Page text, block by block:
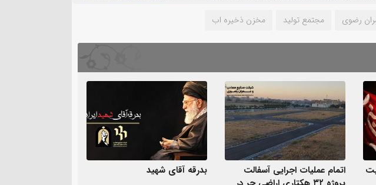
رضوی مجتمع تولید مخزن ذخیره اب
اتمام عملیات اجرایی آسفالت
بدرقه آقای شهید